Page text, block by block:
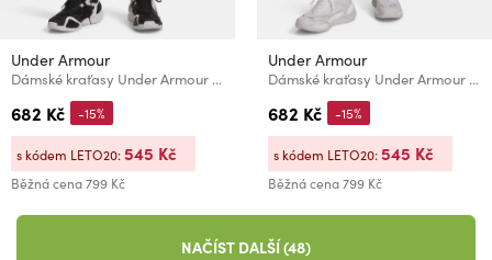
Under Armour
Dámské kraťasy Under Armour HeatGear Shorty
682 Kč
Běžná cena799 Kč
-15%
s kódem LETO20:545 Kč
Under Armour
Dámské kraťasy Under Armour HeatGear Shorty
682 Kč
Běžná cena799 Kč
-15%
s kódem LETO20:545 Kč
NAČÍST DALŠÍ (48)